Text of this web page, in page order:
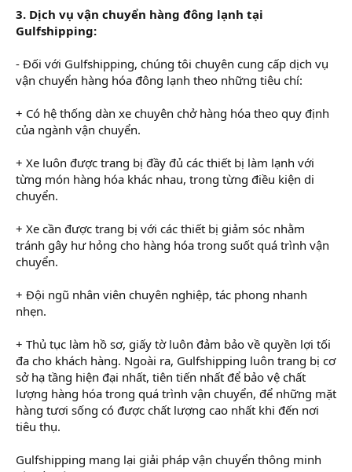
3. Dịch vụ vận chuyển hàng đông lạnh tại
Gulfshipping:
- Đối với Gulfshipping, chúng tôi chuyên cung cấp dịch vụ
vận chuyển hàng hóa đông lạnh theo những tiêu chí:
+ Có hệ thống dàn xe chuyên chở hàng hóa theo quy định
của ngành vận chuyển.
+ Xe luôn được trang bị đầy đủ các thiết bị làm lạnh với
từng món hàng hóa khác nhau, trong từng điều kiện di
chuyển.
+ Xe cần được trang bị với các thiết bị giảm sóc nhằm
tránh gây hư hỏng cho hàng hóa trong suốt quá trình vận
chuyển.
+ Đội ngũ nhân viên chuyên nghiệp, tác phong nhanh
nhẹn.
+ Thủ tục làm hồ sơ, giấy tờ luôn đảm bảo về quyền lợi tối
đa cho khách hàng. Ngoài ra, Gulfshipping luôn trang bị cơ
sở hạ tầng hiện đại nhất, tiên tiến nhất để bảo vệ chất
lượng hàng hóa trong quá trình vận chuyển, để những mặt
hàng tươi sống có được chất lượng cao nhất khi đến nơi
tiêu thụ.
Gulfshipping mang lại giải pháp vận chuyển thông minh